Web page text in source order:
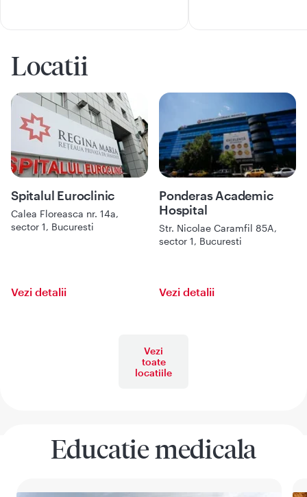
Locatii
Spitalul Euroclinic
Calea Floreasca nr. 14a,
sector 1, Bucuresti
Vezi detalii
Ponderas Academic
Hospital
Str. Nicolae Caramfil 85A,
sector 1, Bucuresti
Vezi detalii
Vezi
toate
locatiile
Educatie medicala